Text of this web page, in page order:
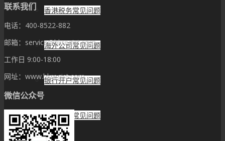
香港税务常见问题
海外公司常见问题
银行开户常见问题
商标注册常见问题
联系我们
电话：400-8522-882
邮箱：service@hkregist.com
工作日 9:00-18:00
网址：www.hkregist.com
微信公众号